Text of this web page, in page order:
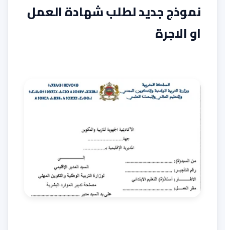
نموذج جديد لطلب شهادة العمل
او الاجرة